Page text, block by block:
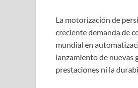
La motorización de
creciente demanda de
mundial en
lanzamiento de nuevas
prestaciones ni la